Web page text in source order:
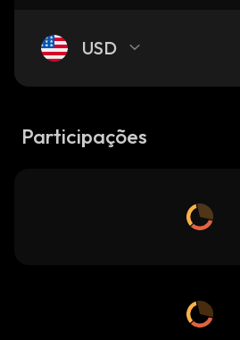
USD
Participações